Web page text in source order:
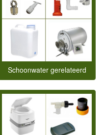
Schoonwater gerelateerd